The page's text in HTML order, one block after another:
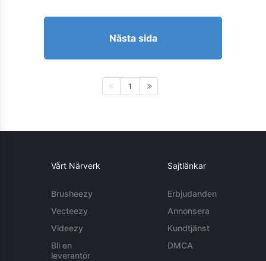
Nästa sida
1
Vårt Närverk
Brusheezy
Vecteezy
Videezy
Bli en
leverantör
Sajtlänkar
Erbjudanden
Annonsera
Kundtjänst
DMCA